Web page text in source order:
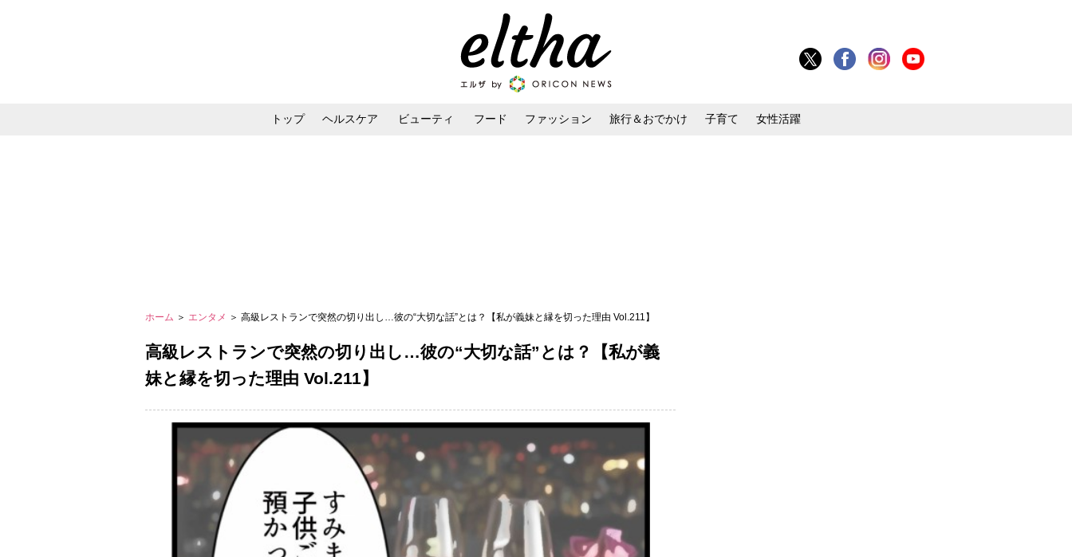
トップ ヘルスケア ビューティ フード ファッション 旅行＆おでかけ 子育て 女性活躍
ホーム ＞ エンタメ ＞ 高級レストランで突然の切り出し…彼の“大切な話”とは？【私が義妹と縁を切った理由 Vol.211】
高級レストランで突然の切り出し…彼の“大切な話”とは？【私が義
妹と縁を切った理由 Vol.211】